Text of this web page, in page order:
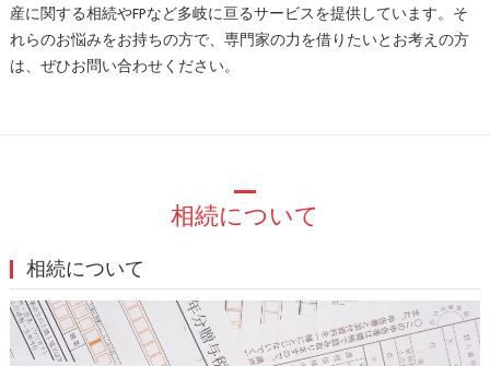
産に関する相続やFPなど多岐に亘るサービスを提供しています。そ
れらのお悩みをお持ちの方で、専門家の力を借りたいとお考えの方
は、ぜひお問い合わせください。
相続について
相続について